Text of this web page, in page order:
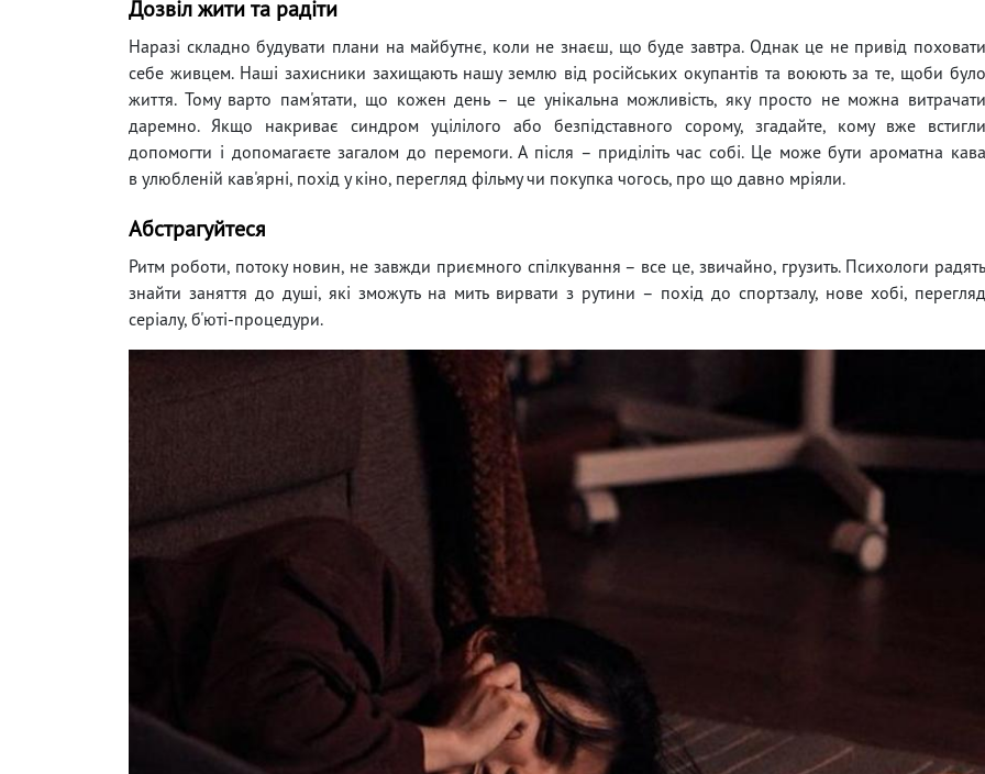
Дозвіл жити та радіти
Наразі складно будувати плани на майбутнє, коли не знаєш, що буде завтра. Однак це не привід поховати
себе живцем. Наші захисники захищають нашу землю від російських окупантів та воюють за те, щоби було
життя. Тому варто пам'ятати, що кожен день – це унікальна можливість, яку просто не можна витрачати
даремно. Якщо накриває синдром уцілілого або безпідставного сорому, згадайте, кому вже встигли
допомогти і допомагаєте загалом до перемоги. А після – приділіть час собі. Це може бути ароматна кава
в улюбленій кав'ярні, похід у кіно, перегляд фільму чи покупка чогось, про що давно мріяли.
Абстрагуйтеся
Ритм роботи, потоку новин, не завжди приємного спілкування – все це, звичайно, грузить. Психологи радять
знайти заняття до душі, які зможуть на мить вирвати з рутини – похід до спортзалу, нове хобі, перегляд
серіалу, б'юті-процедури.